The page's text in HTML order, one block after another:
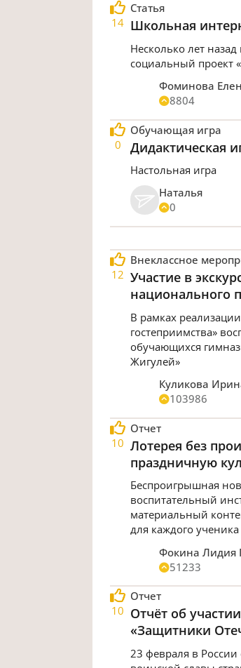
14
Статья
Школьная
Несколько лет
социальный проект
Фоминова
8804
0
Обучающая игра
Дидактическая
Настольная игра
Наталья
0
12
Внеклассное
Участие в
национального
В рамках
гостеприимства»
обучающихся
Жигулей»
Куликова
103986
10
Отчет
Лотерея без
праздничную
Беспроигрышная
воспитательный
материальный
для каждого
Фокина Лидия
51233
10
Отчет
Отчёт об
«Защитники
23 февраля в